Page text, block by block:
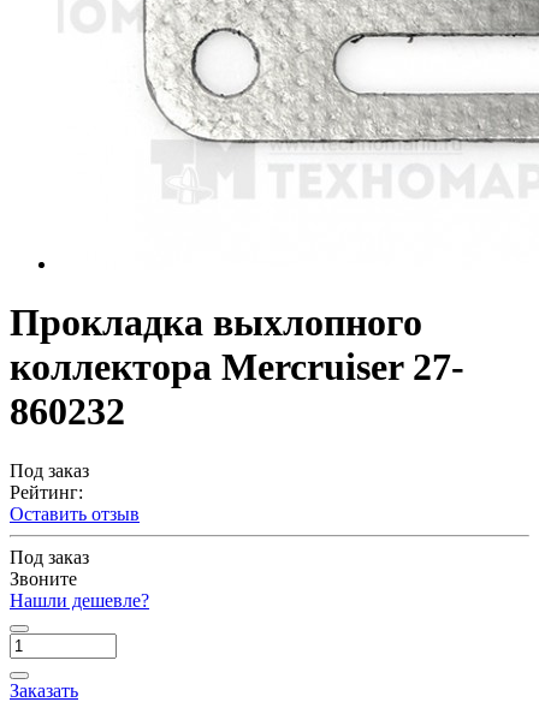
Прокладка выхлопного
коллектора Mercruiser 27-
860232
Под заказ
Рейтинг:
Оставить отзыв
Под заказ
Звоните
Нашли дешевле?
Заказать